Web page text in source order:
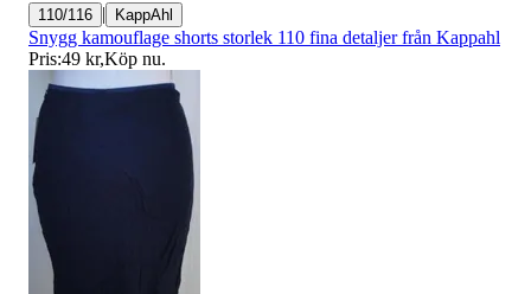
110/116 | KappAhl
Snygg kamouflage shorts storlek 110 fina detaljer från Kappahl
Pris:49 kr,Köp nu.